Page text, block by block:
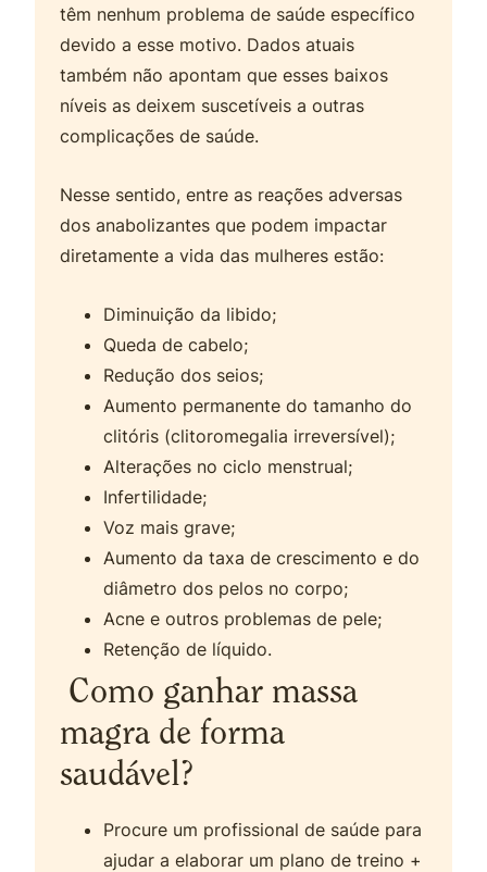
têm nenhum problema de saúde específico
devido a esse motivo. Dados atuais
também não apontam que esses baixos
níveis as deixem suscetíveis a outras
complicações de saúde.
Nesse sentido, entre as reações adversas
dos anabolizantes que podem impactar
diretamente a vida das mulheres estão:
Diminuição da libido;
Queda de cabelo;
Redução dos seios;
Aumento permanente do tamanho do
clitóris (clitoromegalia irreversível);
Alterações no ciclo menstrual;
Infertilidade;
Voz mais grave;
Aumento da taxa de crescimento e do
diâmetro dos pelos no corpo;
Acne e outros problemas de pele;
Retenção de líquido.
Como ganhar massa
magra de forma
saudável?
Procure um profissional de saúde para
ajudar a elaborar um plano de treino +